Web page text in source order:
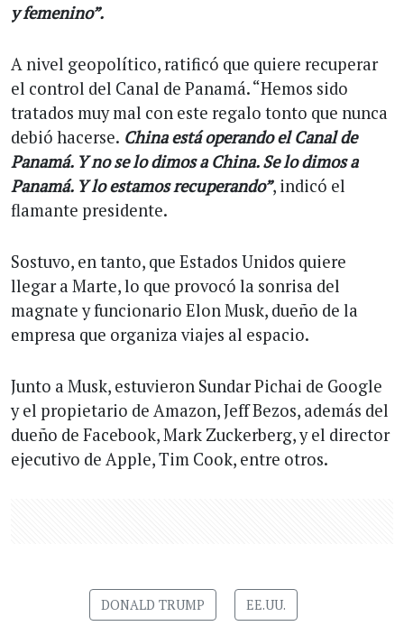
y femenino”.
A nivel geopolítico, ratificó que quiere recuperar
el control del Canal de Panamá. “Hemos sido
tratados muy mal con este regalo tonto que nunca
debió hacerse. China está operando el Canal de
Panamá. Y no se lo dimos a China. Se lo dimos a
Panamá. Y lo estamos recuperando”, indicó el
flamante presidente.
Sostuvo, en tanto, que Estados Unidos quiere
llegar a Marte, lo que provocó la sonrisa del
magnate y funcionario Elon Musk, dueño de la
empresa que organiza viajes al espacio.
Junto a Musk, estuvieron Sundar Pichai de Google
y el propietario de Amazon, Jeff Bezos, además del
dueño de Facebook, Mark Zuckerberg, y el director
ejecutivo de Apple, Tim Cook, entre otros.
DONALD TRUMP EE.UU.